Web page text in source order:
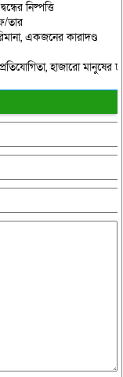
নিষ্পত্তি
তার
একজনের কারাদণ্ড
হাজারো মানুষের